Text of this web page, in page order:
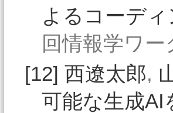
よるコーデ
回情報学ワ
[12] 西遼太郎,
可能な生成AI